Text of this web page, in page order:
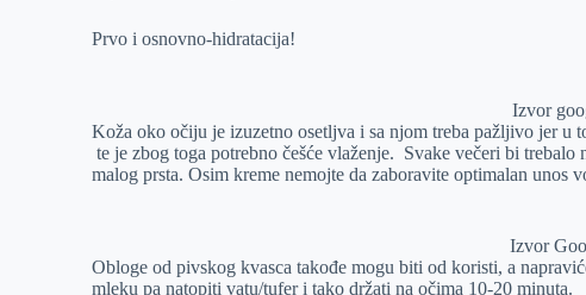
Prvo i osnovno-hidratacija!
Izvor
Koža oko očiju je izuzetno osetljva i sa njom treba pažljivo jer u
te je zbog toga potrebno češće vlaženje. Svake večeri bi
malog prsta. Osim kreme nemojte da zaboravite optimalan unos
Izvor
Obloge od pivskog kvasca takođe mogu biti od koristi, a
mleku pa natopiti vatu/tufer i tako držati na očima 10-20 minuta.